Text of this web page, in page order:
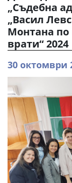
„Съдебна
„Васил
Монтана по
врати“ 2024
30 октомври